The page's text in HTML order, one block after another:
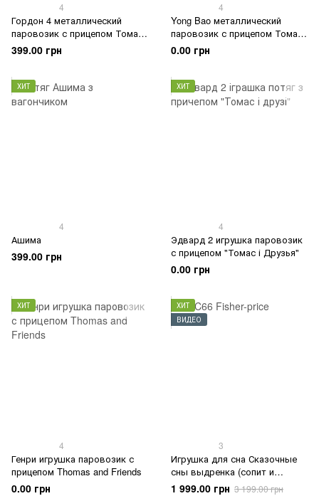
4
Гордон 4 металлический
паровозик с прицепом Томас
и друзья
399.00 грн
4
Yong Bao металлический
паровозик с прицепом Томас
и друзья
0.00 грн
ХИТ
4
Ашима
399.00 грн
ХИТ
4
Эдвард 2 игрушка паровозик
с прицепом "Томас і Друзья"
0.00 грн
ХИТ
4
Генри игрушка паровозик с
прицепом Thomas and Friends
0.00 грн
ХИТ
ВИДЕО
3
Игрушка для сна Сказочные
сны выдренка (сопит и
дышит)
1 999.00 грн 3 199.00 грн